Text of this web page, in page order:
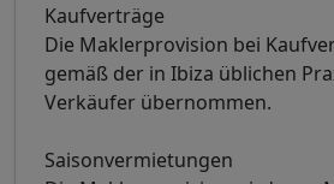
Kaufverträge
Die Maklerprovision bei
gemäß der in Ibiza üblichen
Verkäufer übernommen.
Saisonvermietungen